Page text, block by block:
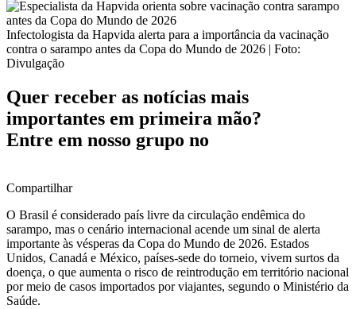
Infectologista da Hapvida alerta para a importância da vacinação
contra o sarampo antes da Copa do Mundo de 2026 | Foto:
Divulgação
Quer receber as notícias mais
importantes em primeira mão?
Entre em nosso grupo no
Compartilhar
O Brasil é considerado país livre da circulação endêmica do
sarampo, mas o cenário internacional acende um sinal de alerta
importante às vésperas da Copa do Mundo de 2026. Estados
Unidos, Canadá e México, países-sede do torneio, vivem surtos da
doença, o que aumenta o risco de reintrodução em território nacional
por meio de casos importados por viajantes, segundo o Ministério da
Saúde.